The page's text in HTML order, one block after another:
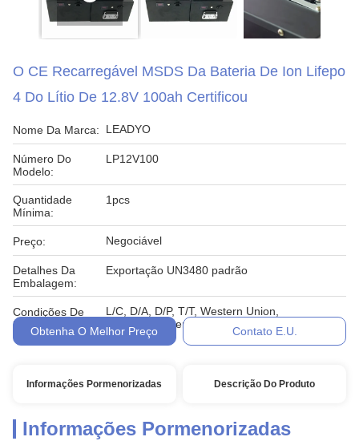
O CE Recarregável MSDS Da Bateria De Ion Lifepo
4 Do Lítio De 12.8V 100ah Certificou
Nome Da Marca: LEADYO
Número Do
Modelo:
LP12V100
Quantidade
Mínima:
1pcs
Preço: Negociável
Detalhes Da
Embalagem:
Exportação UN3480 padrão
Condições De
Pagamento:
L/C, D/A, D/P, T/T, Western Union,
MoneyGram, em linha
Obtenha O Melhor Preço Contato E.U.
Informações Pormenorizadas Descrição Do Produto
Informações Pormenorizadas